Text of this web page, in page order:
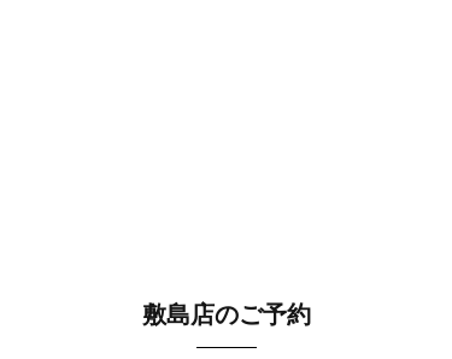
敷島店のご予約